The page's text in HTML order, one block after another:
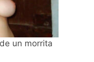
un morrita